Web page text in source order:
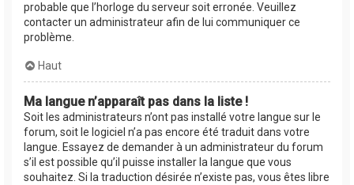
probable que l’horloge du serveur soit erronée. Veuillez
contacter un administrateur afin de lui communiquer ce
problème.
Haut
Ma langue n’apparaît pas dans la liste !
Soit les administrateurs n’ont pas installé votre langue sur le
forum, soit le logiciel n’a pas encore été traduit dans votre
langue. Essayez de demander à un administrateur du forum
s’il est possible qu’il puisse installer la langue que vous
souhaitez. Si la traduction désirée n’existe pas, vous êtes libre